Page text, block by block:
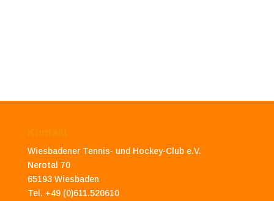
Wiesbadener Tennis- und Hockey-Club e.V.
Nerotal 70
65193 Wiesbaden
Tel. +49 (0)611.520610